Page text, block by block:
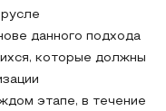
данного подхода
которые должны
этапе, в течение